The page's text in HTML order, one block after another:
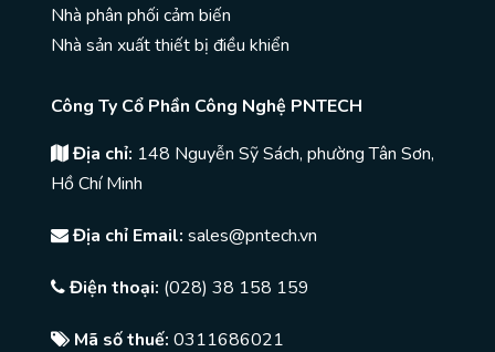
Nhà phân phối cảm biến
Nhà sản xuất thiết bị điều khiển
Công Ty Cổ Phần Công Nghệ PNTECH
Địa chỉ: 148 Nguyễn Sỹ Sách, phường Tân Sơn,
Hồ Chí Minh
Địa chỉ Email: sales@pntech.vn
Điện thoại: (028) 38 158 159
Mã số thuế: 0311686021